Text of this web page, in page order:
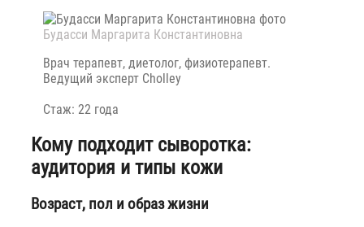
Будасси Маргарита Константиновна
Врач терапевт, диетолог, физиотерапевт.
Ведущий эксперт Cholley
Стаж: 22 года
Кому подходит сыворотка:
аудитория и типы кожи
Возраст, пол и образ жизни